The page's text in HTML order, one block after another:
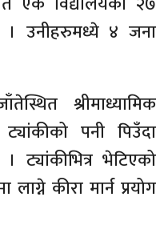
। उनीहरुमध्ये ४ जना
श्रीमाध्यामिक
पनी पिउँदा
। ट्यांकीभित्र भेटिएको
लाग्ने कीरा मार्न प्रयोग